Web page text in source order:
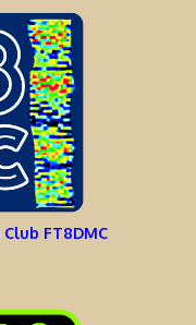
FT8DMC